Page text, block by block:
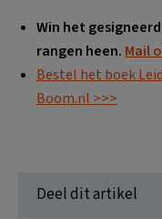
Win het
rangen heen. Mail
Bestel het boek
Boom.nl >>>
Deel dit artikel